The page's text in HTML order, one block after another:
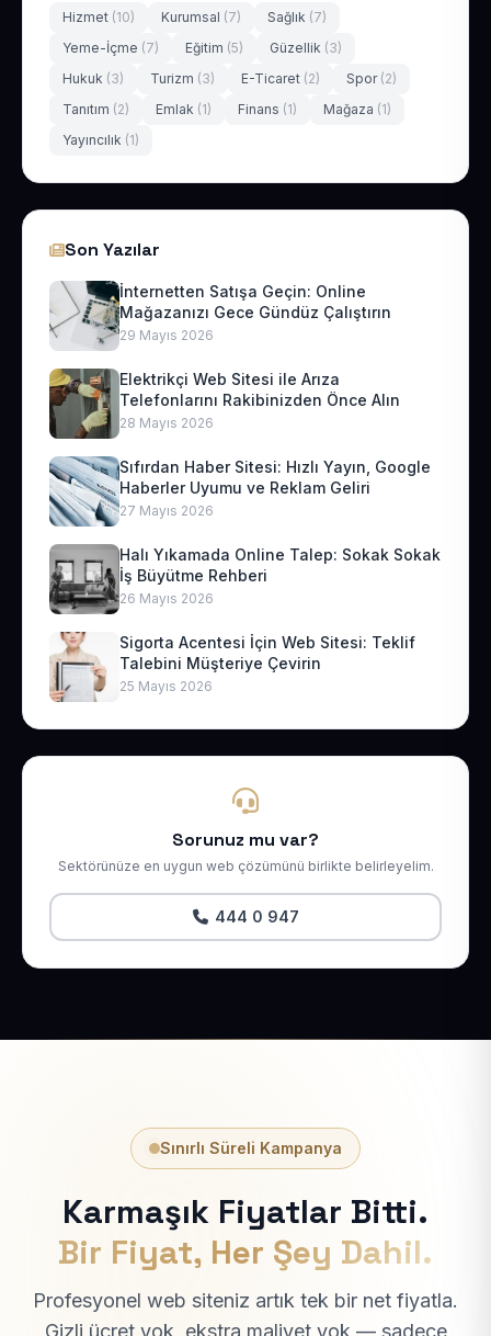
Hizmet (10) Kurumsal (7) Sağlık (7)
Yeme-İçme (7) Eğitim (5) Güzellik (3)
Hukuk (3) Turizm (3) E-Ticaret (2) Spor (2)
Tanıtım (2) Emlak (1) Finans (1) Mağaza (1)
Yayıncılık (1)
Son Yazılar
İnternetten Satışa Geçin: Online
Mağazanızı Gece Gündüz Çalıştırın
29 Mayıs 2026
Elektrikçi Web Sitesi ile Arıza
Telefonlarını Rakibinizden Önce Alın
28 Mayıs 2026
Sıfırdan Haber Sitesi: Hızlı Yayın, Google
Haberler Uyumu ve Reklam Geliri
27 Mayıs 2026
Halı Yıkamada Online Talep: Sokak Sokak
İş Büyütme Rehberi
26 Mayıs 2026
Sigorta Acentesi İçin Web Sitesi: Teklif
Talebini Müşteriye Çevirin
25 Mayıs 2026
Sorunuz mu var?
Sektörünüze en uygun web çözümünü birlikte belirleyelim.
444 0 947
Sınırlı Süreli Kampanya
Karmaşık Fiyatlar Bitti.
Bir Fiyat, Her Şey Dahil.
Profesyonel web siteniz artık tek bir net fiyatla.
Gizli ücret yok, ekstra maliyet yok — sadece